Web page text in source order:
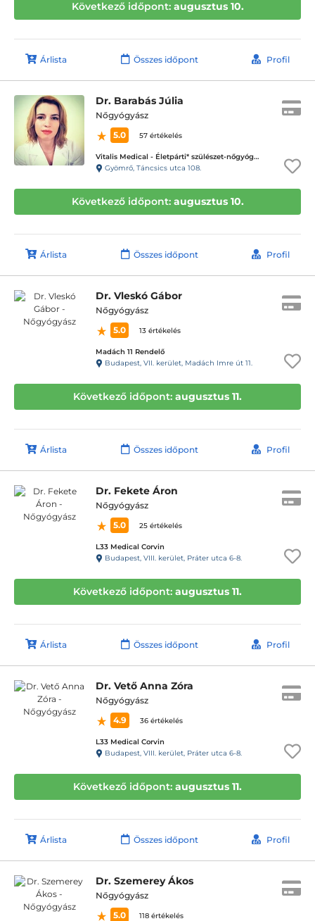
Következő időpont: augusztus 10.
Árlista Összes időpont Profil
Dr. Barabás Júlia
Nőgyógyász
5.0
57 értékelés
Vitalis Medical - Életpárti* szülészet-nőgyógyászati magánrendelő
Gyömrő, Táncsics utca 108.
Következő időpont: augusztus 10.
Árlista Összes időpont Profil
Dr. Vleskó Gábor
Nőgyógyász
5.0
13 értékelés
Madách 11 Rendelő
Budapest, VII. kerület, Madách Imre út 11.
Következő időpont: augusztus 11.
Árlista Összes időpont Profil
Dr. Fekete Áron
Nőgyógyász
5.0
25 értékelés
L33 Medical Corvin
Budapest, VIII. kerület, Práter utca 6-8.
Következő időpont: augusztus 11.
Árlista Összes időpont Profil
Dr. Vető Anna Zóra
Nőgyógyász
4.9
36 értékelés
L33 Medical Corvin
Budapest, VIII. kerület, Práter utca 6-8.
Következő időpont: augusztus 11.
Árlista Összes időpont Profil
Dr. Szemerey Ákos
Nőgyógyász
5.0
118 értékelés